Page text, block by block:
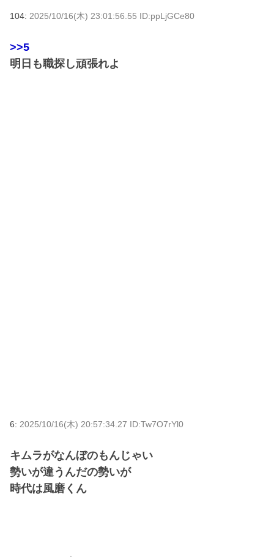
104: 2025/10/16(木) 23:01:56.55 ID:ppLjGCe80
>>5
明日も職探し頑張れよ
6: 2025/10/16(木) 20:57:34.27 ID:Tw7O7rYl0
キムラがなんぼのもんじゃい
勢いが違うんだの勢いが
時代は風磨くん